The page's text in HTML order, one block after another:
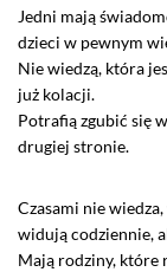
Jedni mają
dzieci w pewnym
Nie wiedzą, która
już kolacji.
Potrafią zgubić się
drugiej stronie.
Czasami nie
widują codziennie,
Mają rodziny, które